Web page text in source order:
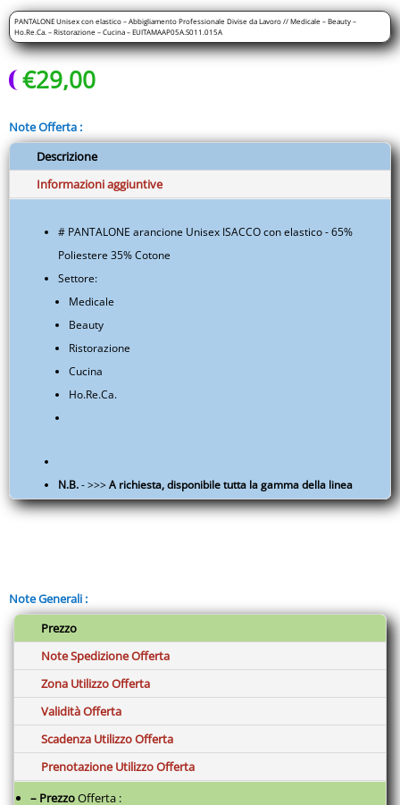
Lavoro
//
Medicale
-
Beauty
Ho.Re.Ca.
Ristorazione
-
EUITAMAAP05A.S011.015A
quantità
PANTALONE Unisex con elastico – Abbigliamento Professionale Divise da Lavoro // Medicale – Beauty –
Ho.Re.Ca. – Ristorazione – Cucina – EUITAMAAP05A.S011.015A
€29,00
Note Offerta :
Descrizione
Informazioni aggiuntive
# PANTALONE arancione Unisex ISACCO con elastico - 65%
Poliestere 35% Cotone
Settore:
Medicale
Beauty
Ristorazione
Cucina
Ho.Re.Ca.
N.B.- >>>A richiesta, disponibile tutta la gamma della linea
ISACCO<<<
Codice articolo
044711
Questo pantalone presenta un laccio elastico corallo. Molto
utilizzato anche nel settore medicale, estetico, sanitario,
ospedaliero e alimentare. come divisa da lavoro medico ,
infermiere, per aziende di servizi, pulizie e cucin e cuoco.
Particolarità:
Colorato poliestere cotone
Peso materiale:
125 Gr/m²
Professione:
Note Generali :
Prezzo
Note Spedizione Offerta
Zona Utilizzo Offerta
Validità Offerta
Scadenza Utilizzo Offerta
Prenotazione Utilizzo Offerta
– PrezzoOfferta :